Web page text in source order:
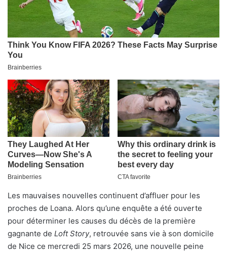
Les mauvaises nouvelles continuent d’affluer pour les
proches de Loana. Alors qu’une enquête a été ouverte
pour déterminer les causes du décès de la première
gagnante de Loft Story, retrouvée sans vie à son domicile
de Nice ce mercredi 25 mars 2026, une nouvelle peine